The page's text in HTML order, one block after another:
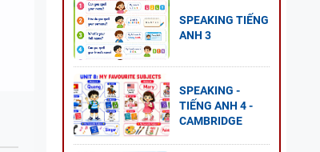
SPEAKING TIẾNG
ANH 3
SPEAKING -
TIẾNG ANH 4 -
CAMBRIDGE